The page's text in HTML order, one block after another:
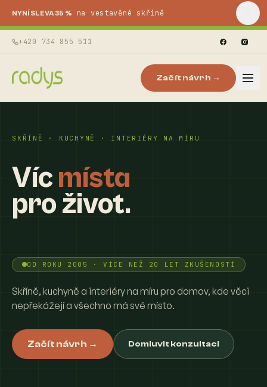
NYNÍ SLEVA 35 % na vestavěné skříně
+420 734 855 511
Začít návrh →
SKŘÍNĚ · KUCHYNĚ · INTERIÉRY NA MÍRU
Vícmísta
pro život.
OD ROKU 2005 · VÍCE NEŽ 20 LET ZKUŠENOSTÍ
Skříně, kuchyně a interiéry na míru pro domov, kde věci
nepřekážejí a všechno má své místo.
Začít návrh → Domluvit konzultaci